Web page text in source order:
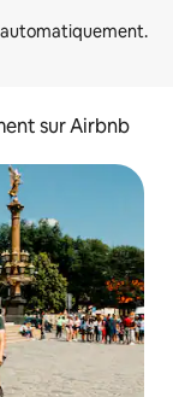
sur Airbnb